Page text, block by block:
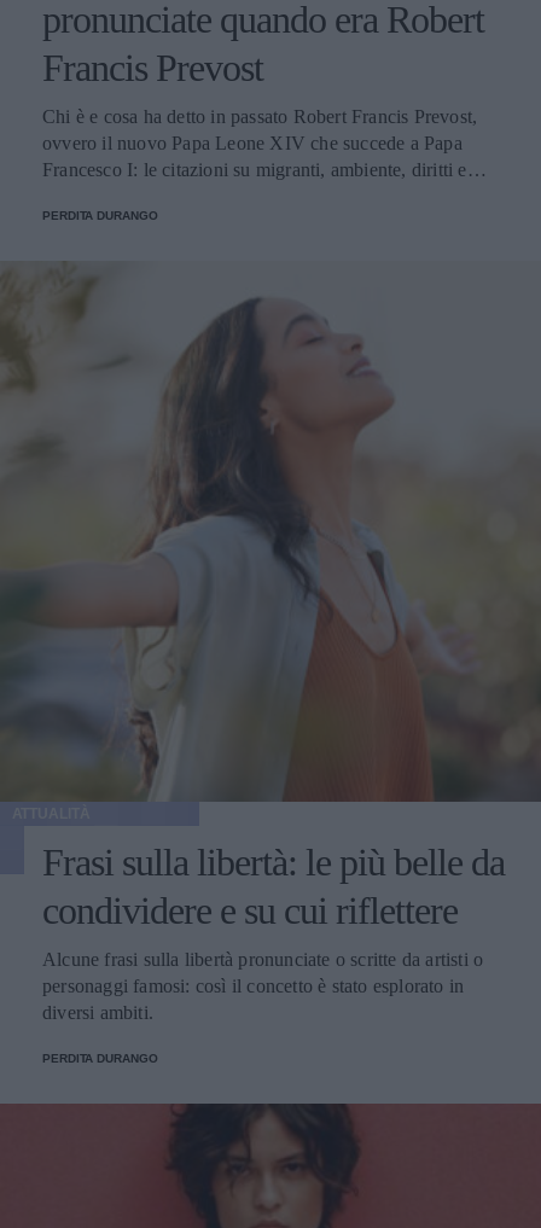
pronunciate quando era Robert
Francis Prevost
Chi è e cosa ha detto in passato Robert Francis Prevost,
ovvero il nuovo Papa Leone XIV che succede a Papa
Francesco I: le citazioni su migranti, ambiente, diritti e
PERDITA DURANGO
Frasi sulla libertà: le più belle da
condividere e su cui riflettere
Alcune frasi sulla libertà pronunciate o scritte da artisti o
personaggi famosi: così il concetto è stato esplorato in
diversi ambiti.
PERDITA DURANGO